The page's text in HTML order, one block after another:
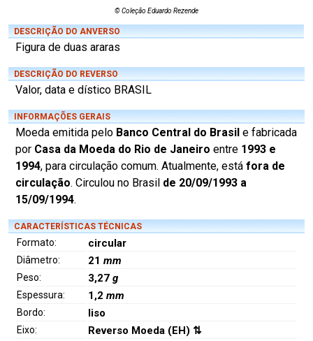
© Coleção Eduardo Rezende
DESCRIÇÃO DO ANVERSO
Figura de duas araras
DESCRIÇÃO DO REVERSO
Valor, data e dístico BRASIL
INFORMAÇÕES GERAIS
Moeda emitida pelo Banco Central do Brasil e fabricada
por Casa da Moeda do Rio de Janeiro entre 1993 e
1994, para circulação comum. Atualmente, está fora de
circulação. Circulou no Brasil de 20/09/1993 a
15/09/1994.
CARACTERÍSTICAS TÉCNICAS
Formato: circular
Diâmetro: 21 mm
Peso: 3,27 g
Espessura: 1,2 mm
Bordo: liso
Eixo: Reverso Moeda (EH) ⇅